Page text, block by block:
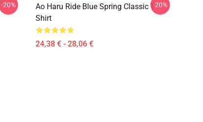
-20%
Ao Haru Ride Blue Spring Classic T-
Shirt
24,38 € - 28,06 €
-20%